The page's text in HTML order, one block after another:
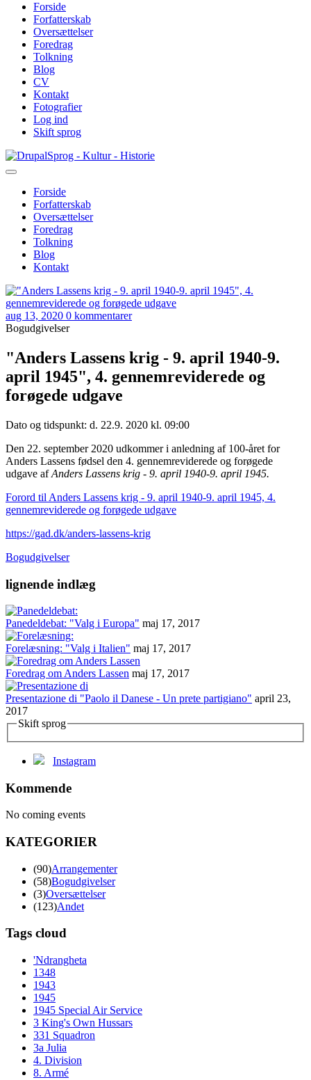
Forside
Forfatterskab
Oversættelser
Foredrag
Tolkning
Blog
CV
Kontakt
Fotografier
Log ind
Skift sprog
Gå
til
Sprog - Kultur - Historie
Primær
navigation
Forside
Forfatterskab
Oversættelser
Foredrag
Tolkning
Blog
Kontakt
aug 13, 2020 0 kommentarer
Bogudgivelser
"Anders Lassens krig - 9. april 1940-9.
april 1945", 4. gennemreviderede og
forøgede udgave
Dato og tidspunkt: d. 22.9. 2020 kl. 09:00
Den 22. september 2020 udkommer i anledning af 100-året for
Anders Lassens fødsel den 4. gennemreviderede og forøgede
udgave afAnders Lassens krig - 9. april 1940-9. april 1945.
Forord til Anders Lassens krig - 9. april 1940-9. april 1945, 4.
gennemreviderede og forøgede udgave
https://gad.dk/anders-lassens-krig
Bogudgivelser
lignende indlæg
Panedeldebat: "Valg i Europa" maj 17, 2017
Forelæsning: "Valg i Italien" maj 17, 2017
Foredrag om Anders Lassen maj 17, 2017
Presentazione di "Paolo il Danese - Un prete partigiano" april 23,
2017
Skift sprog
Instagram
Kommende
No coming events
KATEGORIER
(90)Arrangementer
(58)Bogudgivelser
(3)Oversættelser
(123)Andet
Tags cloud
'Ndrangheta
1348
1943
1945
1945 Special Air Service
3 King's Own Hussars
331 Squadron
3a Julia
4. Division
8. Armé